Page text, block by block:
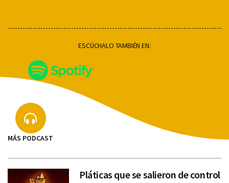
ESCÚCHALO TAMBIÉN EN:
MÁS PODCAST
Pláticas que se salieron de control